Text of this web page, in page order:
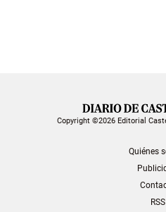
Copyright ©2026 Editorial
Quiénes
RSS